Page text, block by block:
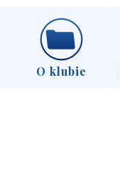
O klubie